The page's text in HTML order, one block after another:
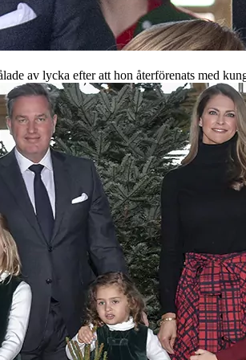
av lycka efter att hon återförenats med